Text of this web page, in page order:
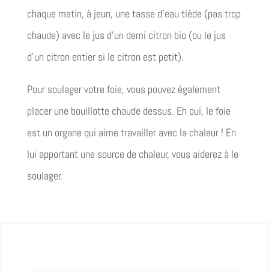
chaque matin, à jeun, une tasse d’eau tiède (pas trop
chaude) avec le jus d’un demi citron bio (ou le jus
d’un citron entier si le citron est petit).
Pour soulager votre foie, vous pouvez également
placer une bouillotte chaude dessus. Eh oui, le foie
est un organe qui aime travailler avec la chaleur ! En
lui apportant une source de chaleur, vous aiderez à le
soulager.